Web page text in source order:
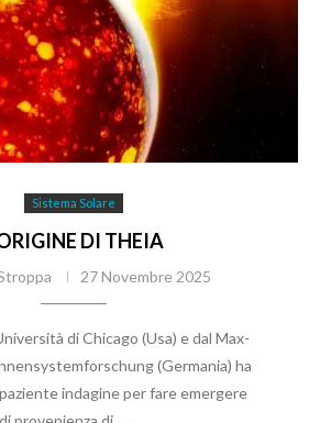
Sistema Solare
DI THEIA
27 Novembre 2025
di Chicago (Usa) e dal Max-
(Germania) ha
indagine per fare emergere